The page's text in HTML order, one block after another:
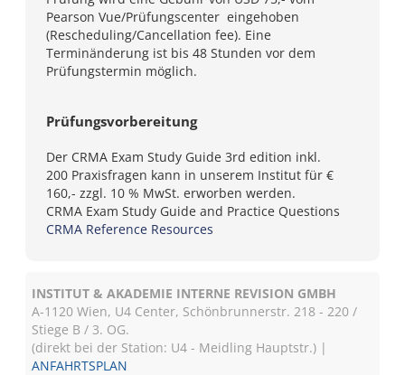
Pearson Vue/Prüfungscenter eingehoben
(Rescheduling/Cancellation fee). Eine
Terminänderung ist bis 48 Stunden vor dem
Prüfungstermin möglich.
Prüfungsvorbereitung
Der CRMA Exam Study Guide 3rd edition inkl.
200 Praxisfragen kann in unserem Institut für €
160,- zzgl. 10 % MwSt. erworben werden.
CRMA Exam Study Guide and Practice Questions
CRMA Reference Resources
INSTITUT & AKADEMIE INTERNE REVISION GMBH
A-1120 Wien, U4 Center, Schönbrunnerstr. 218 - 220 /
Stiege B / 3. OG.
(direkt bei der Station: U4 - Meidling Hauptstr.) |
ANFAHRTSPLAN